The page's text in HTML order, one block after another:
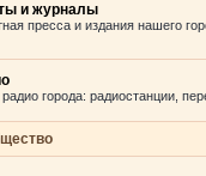
и журналы
пресса и издания нашего
города: радиостанции,